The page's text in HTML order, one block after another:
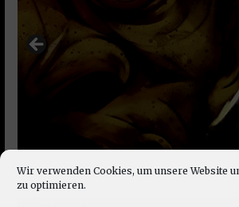
Wir verwenden Cookies, um unsere Website
zu optimieren.